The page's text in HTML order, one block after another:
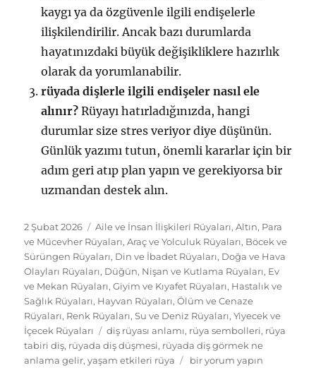
kaygı ya da özgüvenle ilgili endişelerle
ilişkilendirilir. Ancak bazı durumlarda
hayatınızdaki büyük değişikliklere hazırlık
olarak da yorumlanabilir.
rüyada dişlerle ilgili endişeler nasıl ele
alınır? Rüyayı hatırladığınızda, hangi
durumlar size stres veriyor diye düşünün.
Günlük yazımı tutun, önemli kararlar için bir
adım geri atıp plan yapın ve gerekiyorsa bir
uzmandan destek alın.
Yayın
tarihi
2 Şubat 2026 Kategoriler
Aile ve İnsan İlişkileri Rüyaları,Altın, Para
ve Mücevher Rüyaları,Araç ve Yolculuk Rüyaları, Böcek ve
Sürüngen Rüyaları, Din ve İbadet Rüyaları, Doğa ve Hava
Olayları Rüyaları, Düğün, Nişan ve Kutlama Rüyaları, Ev
ve Mekan Rüyaları,Giyim ve Kıyafet Rüyaları, Hastalık ve
Sağlık Rüyaları, Hayvan Rüyaları,Ölüm ve Cenaze
Rüyaları, Renk Rüyaları,Su ve Deniz Rüyaları,Yiyecek ve
İçecek Rüyaları
Etiketler
diş rüyası anlamı, rüya sembolleri, rüya
tabiri diş, rüyada diş düşmesi, rüyada diş görmek ne
anlama gelir,yaşam etkileri rüya
Rüyada
bir yorum yapın